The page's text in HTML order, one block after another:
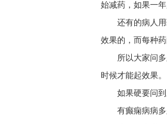
始减药，如果一
还有的病人
效果的，而每种
所以大家问
时候才能起效果。
如果硬要问
有癫痫病病